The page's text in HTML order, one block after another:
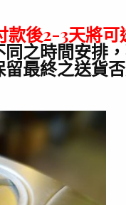
款後2-3天將可
之時間安排
最終之送貨